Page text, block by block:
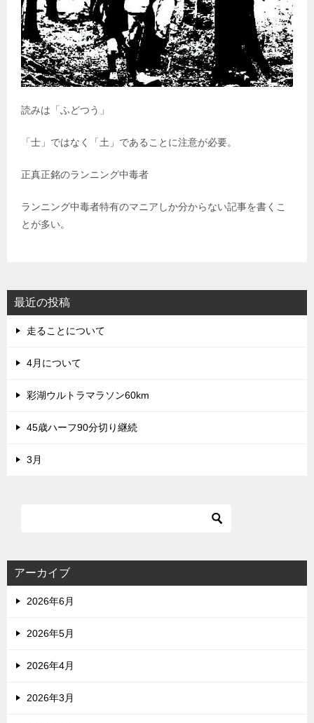
読みは「ふどつう」
「士」ではなく「土」であることに注意が必要。
正真正銘のランニング中毒者
ランニング中毒者特有のマニアしか分からない記事を書くこ
とが多い。
最近の投稿
走ることについて
4月について
彩湖ウルトラマラソン60km
45歳ハーフ90分切り継続
3月
アーカイブ
2026年6月
2026年5月
2026年4月
2026年3月